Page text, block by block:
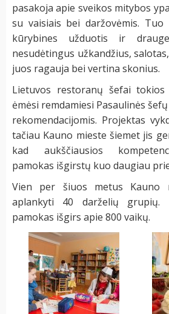
pasakoja apie sveikos mitybos
su vaisiais bei daržovėmis.
kūrybines užduotis ir
nesudėtingus užkandžius,
juos ragauja bei vertina skonius.
Lietuvos restoranų šefai tokios
ėmėsi remdamiesi Pasaulinės
rekomendacijomis. Projektas
tačiau Kauno mieste šiemet jis
kad aukščiausios
pamokas išgirstų kuo daugiau
Vien per šiuos metus Kauno
aplankyti 40 darželių grupių.
pamokas išgirs apie 800 vaikų.